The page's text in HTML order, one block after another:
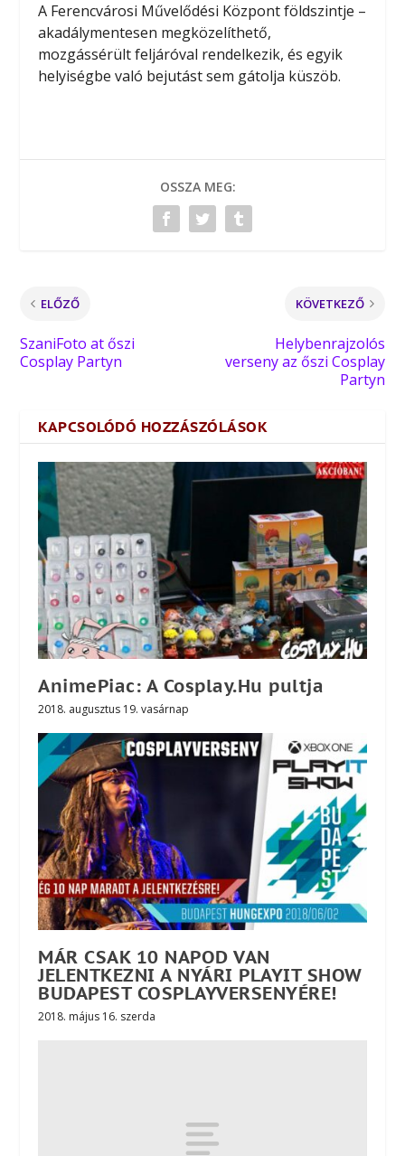
A Ferencvárosi Művelődési Központ földszintje –
akadálymentesen megközelíthető,
mozgássérült feljáróval rendelkezik, és egyik
helyiségbe való bejutást sem gátolja küszöb.
OSSZA MEG:
ELŐZŐ
SzaniFoto at őszi
Cosplay Partyn
KÖVETKEZŐ
Helybenrajzolós
verseny az őszi Cosplay
Partyn
KAPCSOLÓDÓ HOZZÁSZÓLÁSOK
AnimePiac: A Cosplay.Hu pultja
2018. augusztus 19. vasárnap
MÁR CSAK 10 NAPOD VAN
JELENTKEZNI A NYÁRI PLAYIT SHOW
BUDAPEST COSPLAYVERSENYÉRE!
2018. május 16. szerda